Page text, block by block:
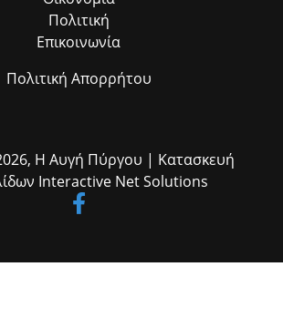
Πολιτική
Επικοινωνία
Πολιτική Απορρήτου
Η Αυγή Πύργου | Κατασκευή
Interactive Net Solutions